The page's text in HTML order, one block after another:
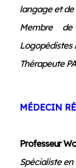
langage et
Membre de
Logopédistes
Thérapeute
MÉDECIN
Professeur
Spécialiste